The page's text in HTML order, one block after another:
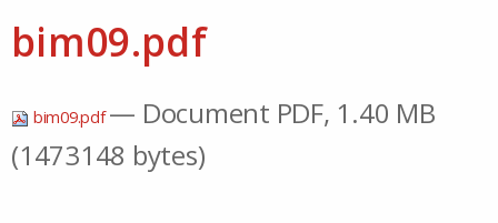
bim09.pdf
bim09.pdf— Document PDF, 1.40 MB
(1473148 bytes)